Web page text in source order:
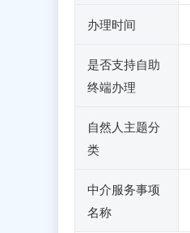
办理时间
是否支持自助
终端办理
自然人主题分
类
中介服务事项
名称